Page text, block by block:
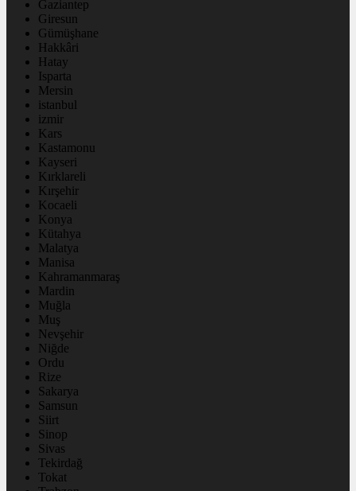
Gaziantep
Giresun
Gümüşhane
Hakkâri
Hatay
Isparta
Mersin
istanbul
izmir
Kars
Kastamonu
Kayseri
Kırklareli
Kırşehir
Kocaeli
Konya
Kütahya
Malatya
Manisa
Kahramanmaraş
Mardin
Muğla
Muş
Nevşehir
Niğde
Ordu
Rize
Sakarya
Samsun
Siirt
Sinop
Sivas
Tekirdağ
Tokat